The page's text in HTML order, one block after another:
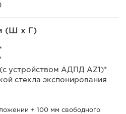
(Ш x Г)
устройством АДПД AZ1)*
стекла экспонирования
+ 100 мм свободного